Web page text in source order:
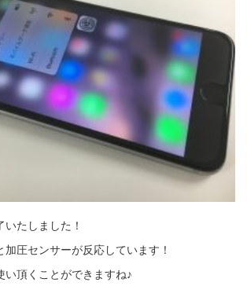
たしました！
圧センサーが反応しています！
い頂くことができますね♪